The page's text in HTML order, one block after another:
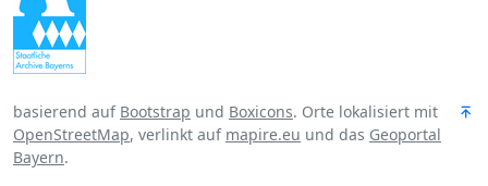
basierend auf Bootstrap und Boxicons. Orte lokalisiert mit
OpenStreetMap, verlinkt auf mapire.eu und das Geoportal
Bayern.